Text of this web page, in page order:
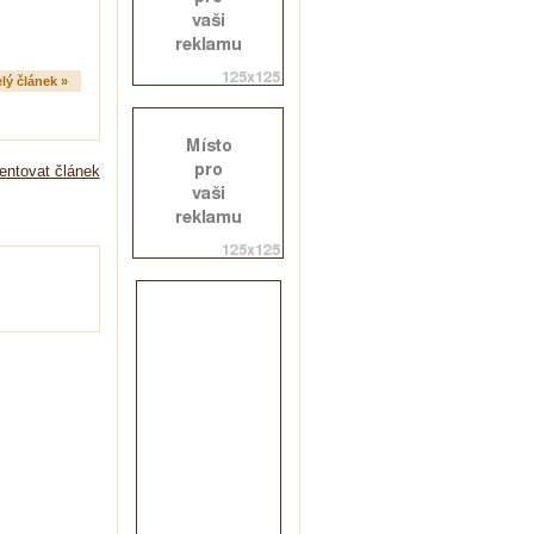
článek »
článek